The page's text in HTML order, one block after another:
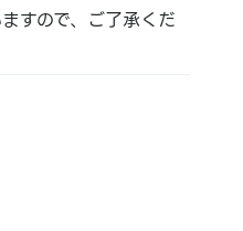
すので、ご了承くだ